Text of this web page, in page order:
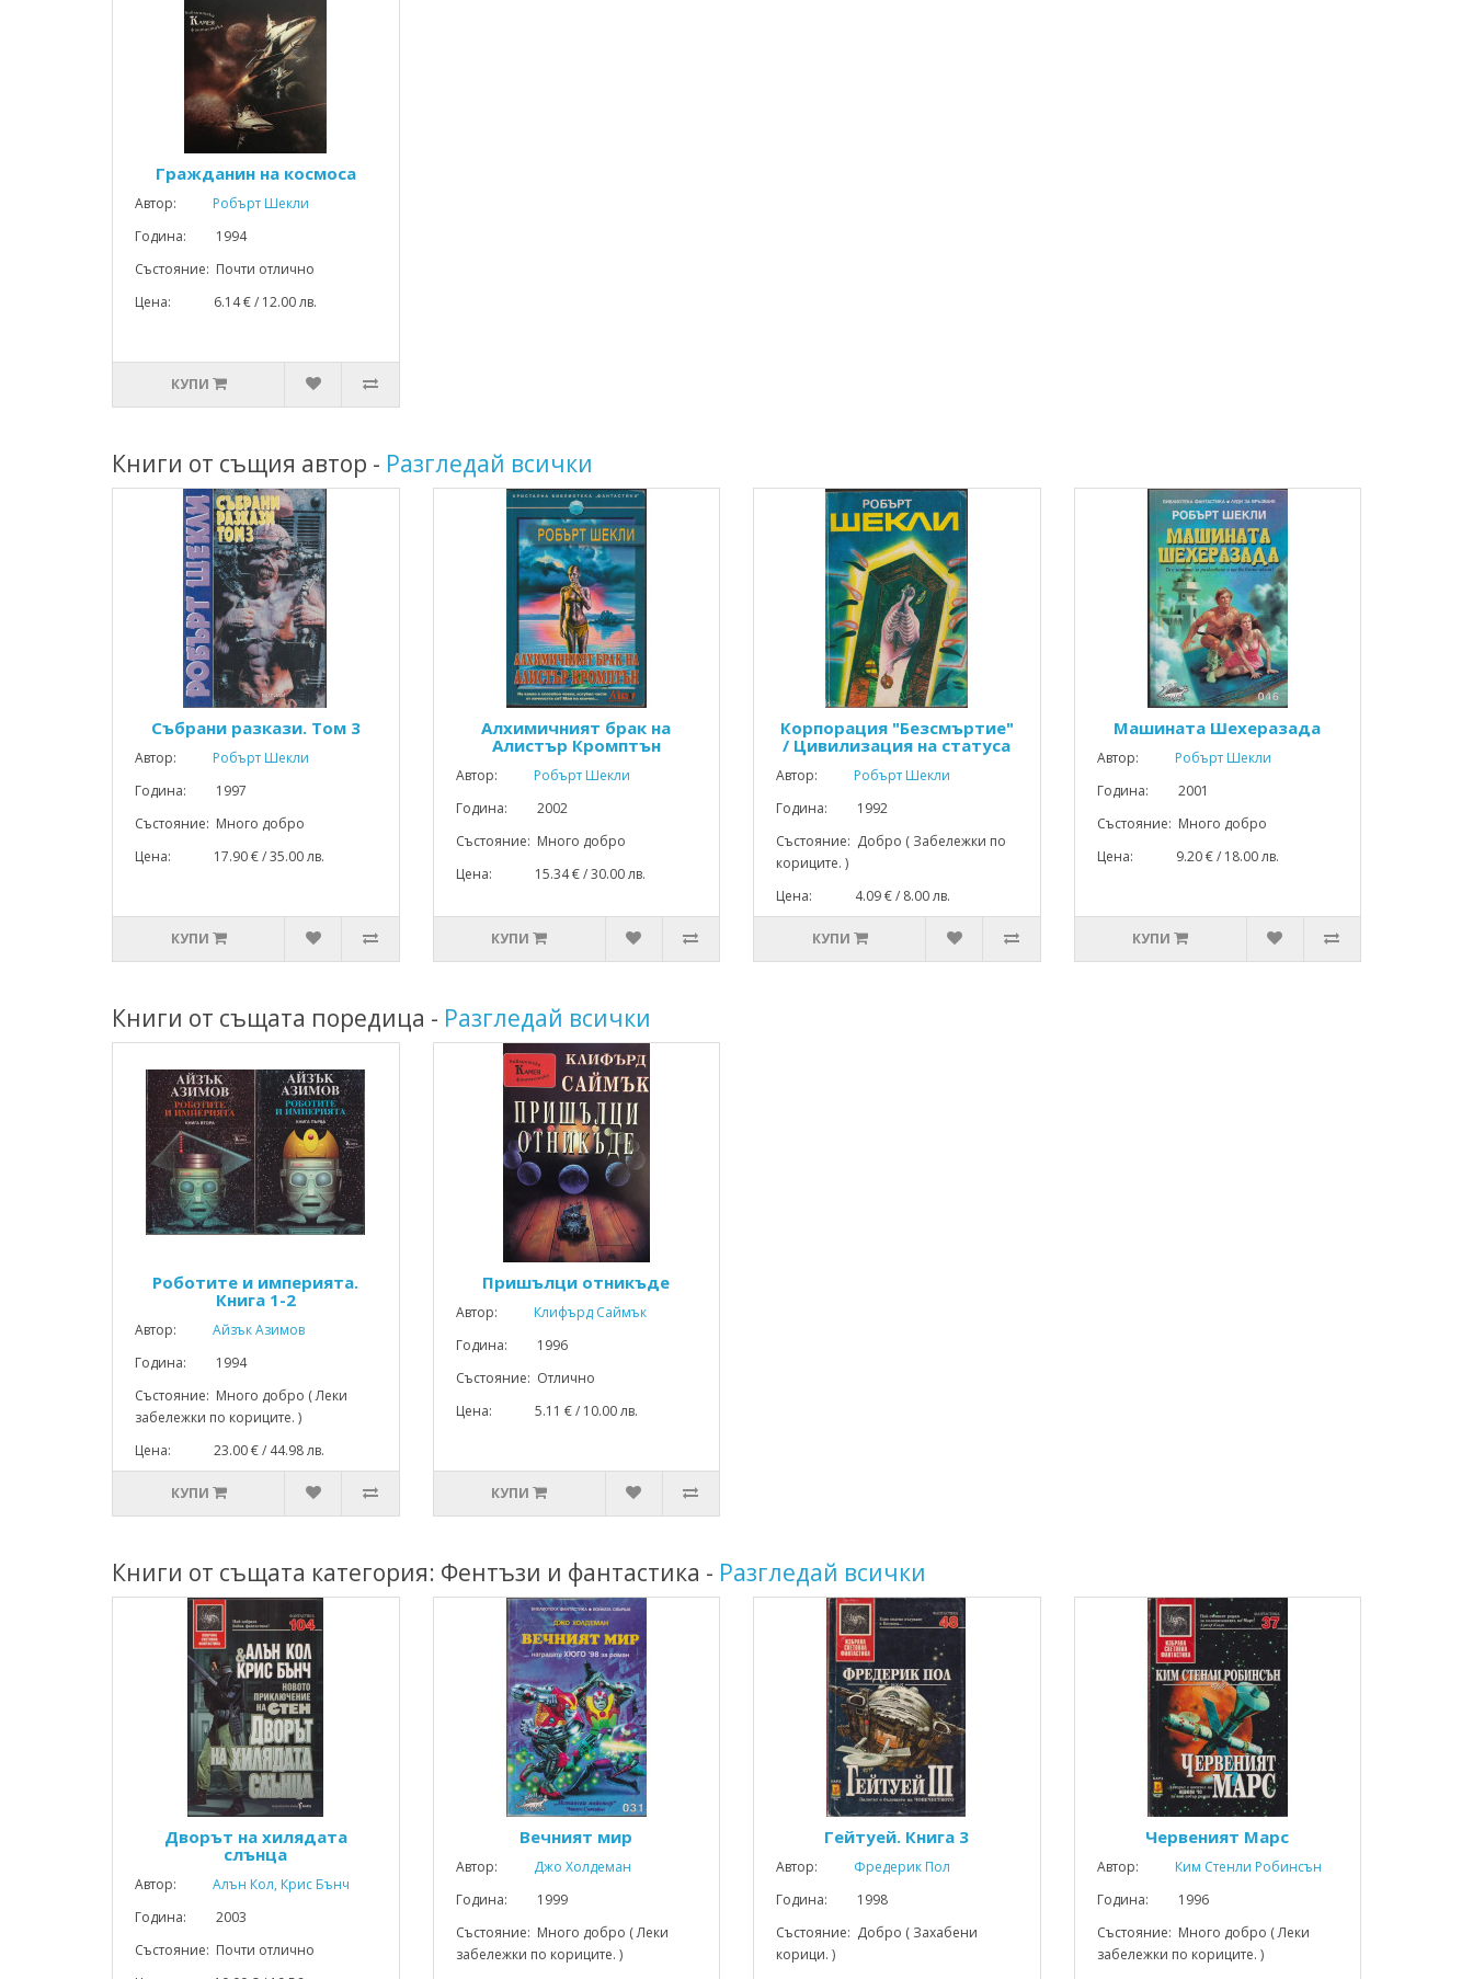
Гражданин на космоса
Автор:
Робърт Шекли
Година: 1994
Състояние: Почти отлично
Цена: 6.14 € / 12.00 лв.
КУПИ
Книги от същия автор - Разгледай всички
Събрани разкази. Том 3
Автор:
Робърт Шекли
Година: 1997
Състояние: Много добро
Цена: 17.90 € / 35.00 лв.
КУПИ
Алхимичният брак на
Алистър Кромптън
Автор:
Робърт Шекли
Година: 2002
Състояние: Много добро
Цена: 15.34 € / 30.00 лв.
КУПИ
Корпорация "Безсмъртие"
/ Цивилизация на статуса
Автор:
Робърт Шекли
Година: 1992
Състояние: Добро ( Забележки по
кориците. )
Цена: 4.09 € / 8.00 лв.
КУПИ
Машината Шехеразада
Автор:
Робърт Шекли
Година: 2001
Състояние: Много добро
Цена: 9.20 € / 18.00 лв.
КУПИ
Книги от същата поредица - Разгледай всички
Роботите и империята.
Книга 1-2
Автор:
Айзък Азимов
Година: 1994
Състояние: Много добро ( Леки
забележки по кориците. )
Цена: 23.00 € / 44.98 лв.
КУПИ
Пришълци отникъде
Автор:
Клифърд Саймък
Година: 1996
Състояние: Отлично
Цена: 5.11 € / 10.00 лв.
КУПИ
Книги от същата категория: Фентъзи и фантастика - Разгледай всички
Дворът на хилядата
слънца
Автор:
Алън Кол, Крис Бънч
Година: 2003
Състояние: Почти отлично
Вечният мир
Автор:
Джо Холдеман
Година: 1999
Състояние: Много добро ( Леки
забележки по кориците. )
Гейтуей. Книга 3
Автор:
Фредерик Пол
Година: 1998
Състояние: Добро ( Захабени
корици. )
Червеният Марс
Автор:
Ким Стенли Робинсън
Година: 1996
Състояние: Много добро ( Леки
забележки по кориците. )